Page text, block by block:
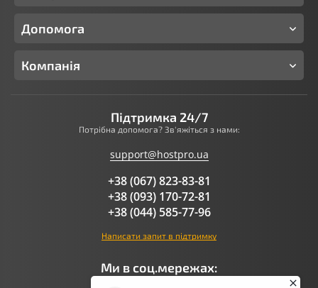
Допомога
Компанія
Підтримка 24/7
Потрібна допомога? Зв'яжіться з нами:
support@hostpro.ua
+38 (067) 823-83-81
+38 (093) 170-72-81
+38 (044) 585-77-96
Написати запит в підтримку
Ми в соц.мережах: